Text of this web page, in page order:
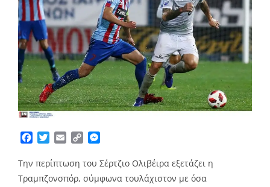
Facebook
TwitterEmailCopy
Την περίπτωση του Σέρτζιο Ολιβέιρα εξετάζει η
Τραμπζονσπόρ, σύμφωνα τουλάχιστον με όσα